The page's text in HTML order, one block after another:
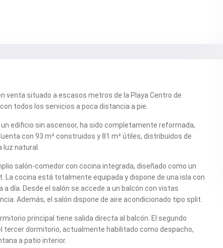
venta situado a escasos metros de la Playa Centro de
todos los servicios a poca distancia a pie.
un edificio sin ascensor, ha sido completamente reformada,
con 93 m² construidos y 81 m² útiles, distribuidos de
natural.
salón-comedor con cocina integrada, diseñado como un
cocina está totalmente equipada y dispone de una isla con
día. Desde el salón se accede a un balcón con vistas
Además, el salón dispone de aire acondicionado tipo split.
principal tiene salida directa al balcón. El segundo
tercer dormitorio, actualmente habilitado como despacho,
a patio interior.